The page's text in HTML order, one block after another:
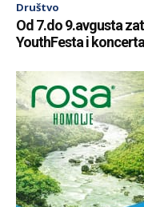
Društvo
Od 7.do 9.avgusta
YouthFesta i